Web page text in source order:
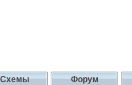
Схемы Форум